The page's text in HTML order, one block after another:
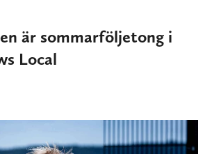
är sommarföljetong i
Local